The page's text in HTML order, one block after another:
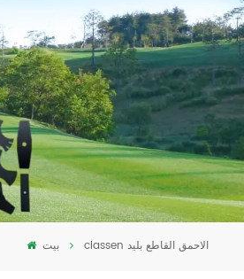
بيت classen الاحمق القاطع بليد